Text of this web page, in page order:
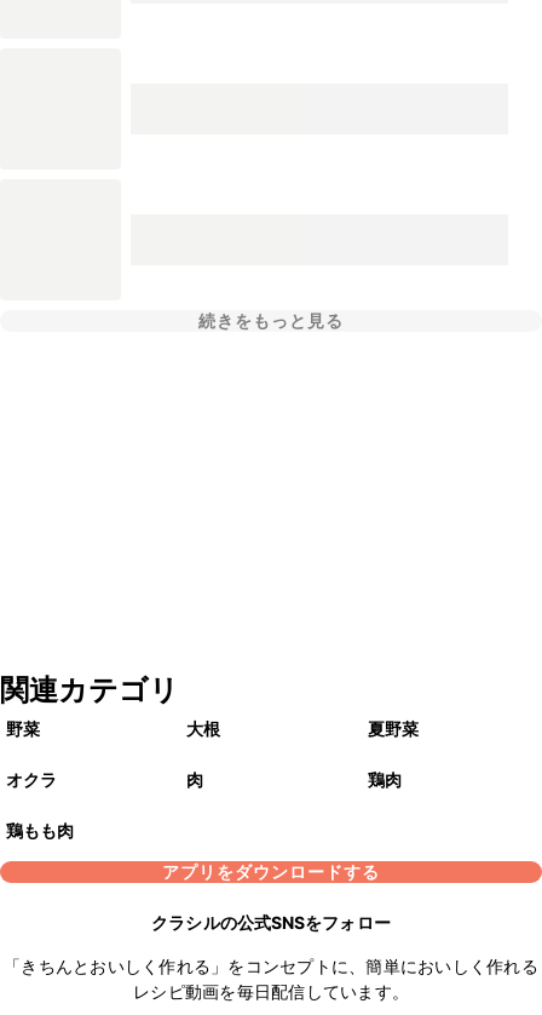
続きをもっと見る
関連カテゴリ
野菜 大根 夏野菜
オクラ 肉 鶏肉
鶏もも肉
アプリをダウンロードする
クラシルの公式SNSをフォロー
「きちんとおいしく作れる」をコンセプトに、簡単においしく作れる
レシピ動画を毎日配信しています。